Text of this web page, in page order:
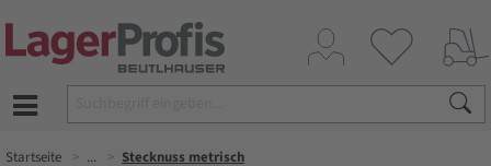
Startseite ... Stecknuss metrisch